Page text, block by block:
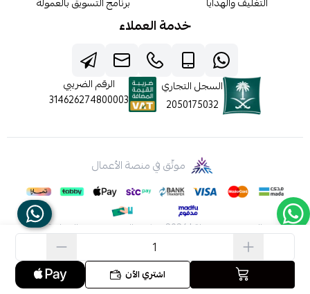
اشتري الآن
خدمة العملاء
السجل التجاري
2050175032
الرقم الضريبي
314626274800003
موثّق في منصة الأعمال
الحقوق محفوظة | 2026 شركه عالم جيفينشي التجارية